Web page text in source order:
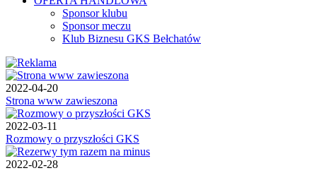
Sponsor klubu
Sponsor meczu
Klub Biznesu GKS Bełchatów
2022-04-20
Strona www zawieszona
2022-03-11
Rozmowy o przyszłości GKS
2022-02-28